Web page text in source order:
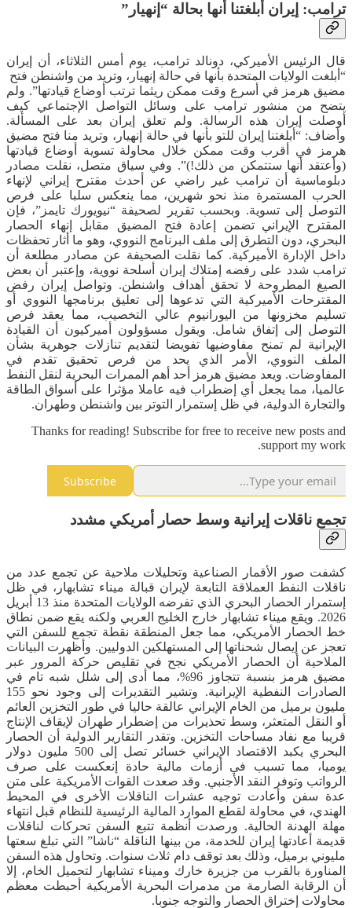
ترامب: إيران أبلغتنا أنها بحالة “إنهيار”
قال الرئيس الأميركي، دونالد ​ترامب، يوم أمس الثلاثاء، أن إيران
“أبلغت الولايات المتحدة بأنها في حالة إنهيار، وتريد من واشنطن فتح ​
مضيق هرمز في أسرع وقت ممكن ريثما ‌ترتب أوضاع قيادتها”. ولم
يتضح من منشور ترامب على ‌وسائل ‌التواصل الإجتماعي كيف
أوصلت إيران هذه الرسالة. ولم تعلق إيران بعد على المسألة.
وأضاف: “أبلغتنا إيران للتو بأنها في حالة إنهيار، وتريد منا فتح مضيق
هرمز في أقرب وقت ممكن خلال محاولة تسوية أوضاع قيادتها
(وأعتقد أنها ستتمكن من ذلك!)”. وفي سياق متصل، نقلت مصادر
دبلوماسية أن ترامب غير راضي عن أحدث مقترح إيراني لإنهاء
الحرب المستمرة منذ نحو شهرين، مما ينعكس سلبا على فرص
التوصل إلى تسوية. وبحسب تقرير لصحيفة “نيويورك تايمز”، فإن
المقترح الإيراني تضمن إعادة فتح المضيق مقابل إنهاء الحصار
البحري، دون التطرق إلى ملف البرنامج النووي، وهو ما أثار تحفظات
داخل الإدارة الأميركية. كما نقلت الصحيفة عن مصادر مطلعة أن
ترامب شدد على رفضه إمتلاك إيران أسلحة نووية، وإعتبر أن بعض
الصيغ المطروحة لا تحقق أهداف واشنطن. وتواصل إيران رفض
المقترحات الأميركية التي تدعوها إلى تعليق برنامجها النووي أو
تسليم مخزونها من اليورانيوم عالي التخصيب، مما يعقد فرص
التوصل إلى إتفاق شامل. ويقول مسؤولون أميركيون أن القيادة
الإيرانية لم تمنح مفاوضيها تفويضا لتقديم تنازلات جوهرية بشأن
الملف النووي، الأمر الذي يحد من فرص تحقيق تقدم في
المفاوضات. ويعد مضيق هرمز أحد أهم الممرات البحرية لنقل النفط
عالميا، مما يجعل أي إضطراب فيه عاملا مؤثرا على أسواق الطاقة
والتجارة الدولية، في ظل إستمرار التوتر بين واشنطن وطهران.
Thanks for reading! Subscribe for free to receive new posts and
support my work.
Subscribe
تجمع ناقلات إيرانية وسط حصار أمريكي مشدد
كشفت صور الأقمار الصناعية وتحليلات ملاحية عن تجمع عدد من
ناقلات النفط العملاقة التابعة لإيران قبالة ميناء تشابهار، في ظل
إستمرار الحصار البحري الذي تفرضه الولايات المتحدة منذ 13 أبريل
2026. ويقع ميناء تشابهار خارج الخليج العربي ولكنه يقع ضمن نطاق
خط الحصار الأمريكي، مما جعل المنطقة نقطة تجمع للسفن التي
تعجز عن إيصال شحناتها إلى المستهلكين الدوليين. وأظهرت البيانات
الملاحية أن الحصار الأمريكي نجح في تقليص حركة المرور عبر
مضيق هرمز بنسبة تتجاوز 96%، مما أدى إلى شلل شبه تام في
الصادرات النفطية الإيرانية. وتشير التقديرات إلى وجود نحو 155
مليون برميل من الخام الإيراني عالقة حاليا في طور التخزين العائم
أو النقل المتعثر، وسط تحذيرات من إضطرار طهران لإيقاف الإنتاج
قريبا مع نفاد مساحات التخزين. وتقدر التقارير الدولية أن الحصار
البحري يكبد الاقتصاد الإيراني خسائر تصل إلى 500 مليون دولار
يوميا، مما تسبب في أزمات مالية حادة إنعكست على صرف
الرواتب وتوفر النقد الأجنبي. وقد صعدت القوات الأمريكية على متن
عدة سفن وأعادت توجيه عشرات الناقلات الأخرى في المحيط
الهندي، في محاولة لقطع الموارد المالية الرئيسية للنظام قبل انتهاء
مهلة الهدنة الحالية. ورصدت أنظمة تتبع السفن تحركات لناقلات
قديمة أعادتها إيران للخدمة، من بينها الناقلة “ناشا” التي تبلغ سعتها
مليوني برميل، وذلك بعد توقف دام ثلاث سنوات. وتحاول هذه السفن
المناورة بالقرب من جزيرة خارك وميناء تشابهار لتحميل الخام، إلا
أن الرقابة الصارمة من مدمرات البحرية الأمريكية أحبطت معظم
محاولات إختراق الحصار والتوجه جنوبا.